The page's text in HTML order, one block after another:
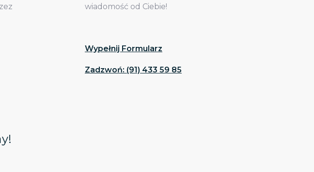
wiadomość od Ciebie!
Wypełnij Formularz
Zadzwoń: (91) 433 59 85